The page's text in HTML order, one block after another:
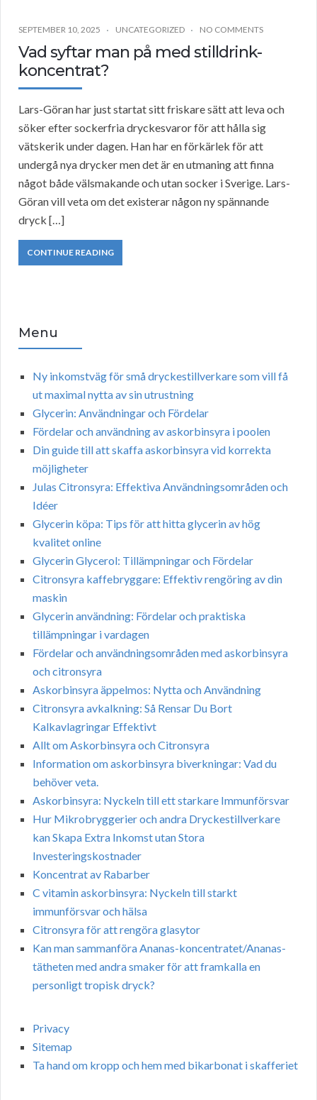
SEPTEMBER 10, 2025 UNCATEGORIZED NO COMMENTS
Vad syftar man på med stilldrink-
koncentrat?
Lars-Göran har just startat sitt friskare sätt att leva och
söker efter sockerfria dryckesvaror för att hålla sig
vätskerik under dagen. Han har en förkärlek för att
undergå nya drycker men det är en utmaning att finna
något både välsmakande och utan socker i Sverige. Lars-
Göran vill veta om det existerar någon ny spännande
dryck […]
CONTINUE READING
Menu
Ny inkomstväg för små dryckestillverkare som vill få
ut maximal nytta av sin utrustning
Glycerin: Användningar och Fördelar
Fördelar och användning av askorbinsyra i poolen
Din guide till att skaffa askorbinsyra vid korrekta
möjligheter
Julas Citronsyra: Effektiva Användningsområden och
Idéer
Glycerin köpa: Tips för att hitta glycerin av hög
kvalitet online
Glycerin Glycerol: Tillämpningar och Fördelar
Citronsyra kaffebryggare: Effektiv rengöring av din
maskin
Glycerin användning: Fördelar och praktiska
tillämpningar i vardagen
Fördelar och användningsområden med askorbinsyra
och citronsyra
Askorbinsyra äppelmos: Nytta och Användning
Citronsyra avkalkning: Så Rensar Du Bort
Kalkavlagringar Effektivt
Allt om Askorbinsyra och Citronsyra
Information om askorbinsyra biverkningar: Vad du
behöver veta.
Askorbinsyra: Nyckeln till ett starkare Immunförsvar
Hur Mikrobryggerier och andra Dryckestillverkare
kan Skapa Extra Inkomst utan Stora
Investeringskostnader
Koncentrat av Rabarber
C vitamin askorbinsyra: Nyckeln till starkt
immunförsvar och hälsa
Citronsyra för att rengöra glasytor
Kan man sammanföra Ananas-koncentratet/Ananas-
tätheten med andra smaker för att framkalla en
personligt tropisk dryck?
Privacy
Sitemap
Ta hand om kropp och hem med bikarbonat i skafferiet